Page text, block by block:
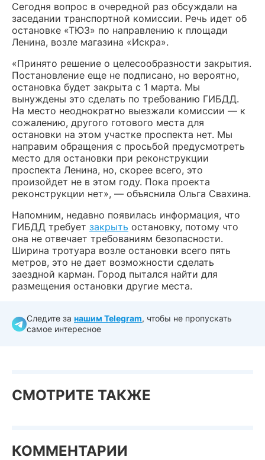
Сегодня вопрос в очередной раз обсуждали на
заседании транспортной комиссии. Речь идет об
остановке «ТЮЗ» по направлению к площади
Ленина, возле магазина «Искра».
«Принято решение о целесообразности закрытия.
Постановление еще не подписано, но вероятно,
остановка будет закрыта с 1 марта. Мы
вынуждены это сделать по требованию ГИБДД.
На место неоднократно выезжали комиссии — к
сожалению, другого готового места для
остановки на этом участке проспекта нет. Мы
направим обращения с просьбой предусмотреть
место для остановки при реконструкции
проспекта Ленина, но, скорее всего, это
произойдет не в этом году. Пока проекта
реконструкции нет», — объяснила Ольга Свахина.
Напомним, недавно появилась информация, что
ГИБДД требует закрыть остановку, потому что
она не отвечает требованиям безопасности.
Ширина тротуара возле остановки всего пять
метров, это не дает возможности сделать
заездной карман. Город пытался найти для
размещения остановки другие места.
Следите за нашим Telegram, чтобы не пропускать
самое интересное
СМОТРИТЕ ТАКЖЕ
КОММЕНТАРИИ